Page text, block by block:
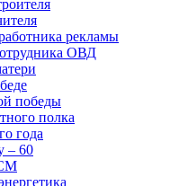
рекламы
ОВД
победы
полка
года
– 60